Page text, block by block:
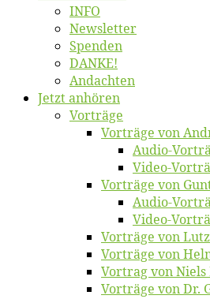
INFO
News­let­ter
Spen­den
DANKE!
An­dach­ten
Jetzt an­hö­ren
Vor­trä­ge
Vor­trä­ge von
Au­dio-
Vi­deo-
Vor­trä­ge von
Au­dio-
Vi­deo-
Vor­trä­ge von
Vor­trä­ge von
Vor­trag von Niels
Vor­trä­ge von Dr.